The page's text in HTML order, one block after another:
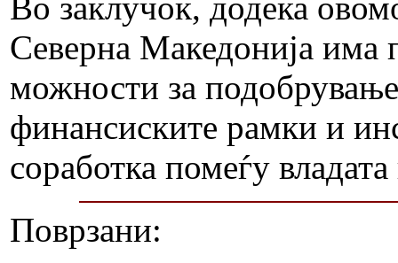
Северна Македонија има
можности за
финансиските рамки и
соработка помеѓу
Поврзани: